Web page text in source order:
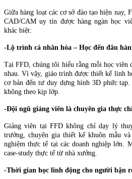
Giữa hàng loạt các cơ sở đào tạo hiện nay,
CAD/CAM uy tín được hàng ngàn học
khác biệt:
-Lộ trình cá nhân hóa – Học đến đâu
Tại FFD, chúng tôi hiểu rằng mỗi học viên
nhau. Vì vậy, giáo trình được thiết kế linh
cơ bản đến tư duy dựng hình 3D phức
không theo kịp lớp.
-Đội ngũ giảng viên là chuyên gia thực
Giảng viên tại FFD không chỉ dạy lý
trưởng, chuyên gia thiết kế khuôn mẫu
nghiệm thực tế tại các doanh nghiệp lớn.
case-study thực tế từ nhà xưởng.
-Thời gian học linh động cho người bận